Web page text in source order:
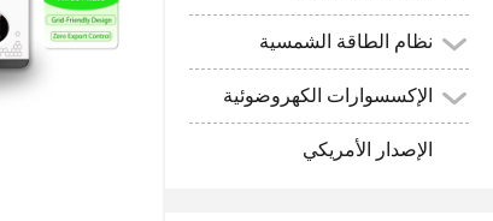
نظام الطاقة الشمسية
الإكسسوارات الكهروضوئية
الإصدار الأمريكي